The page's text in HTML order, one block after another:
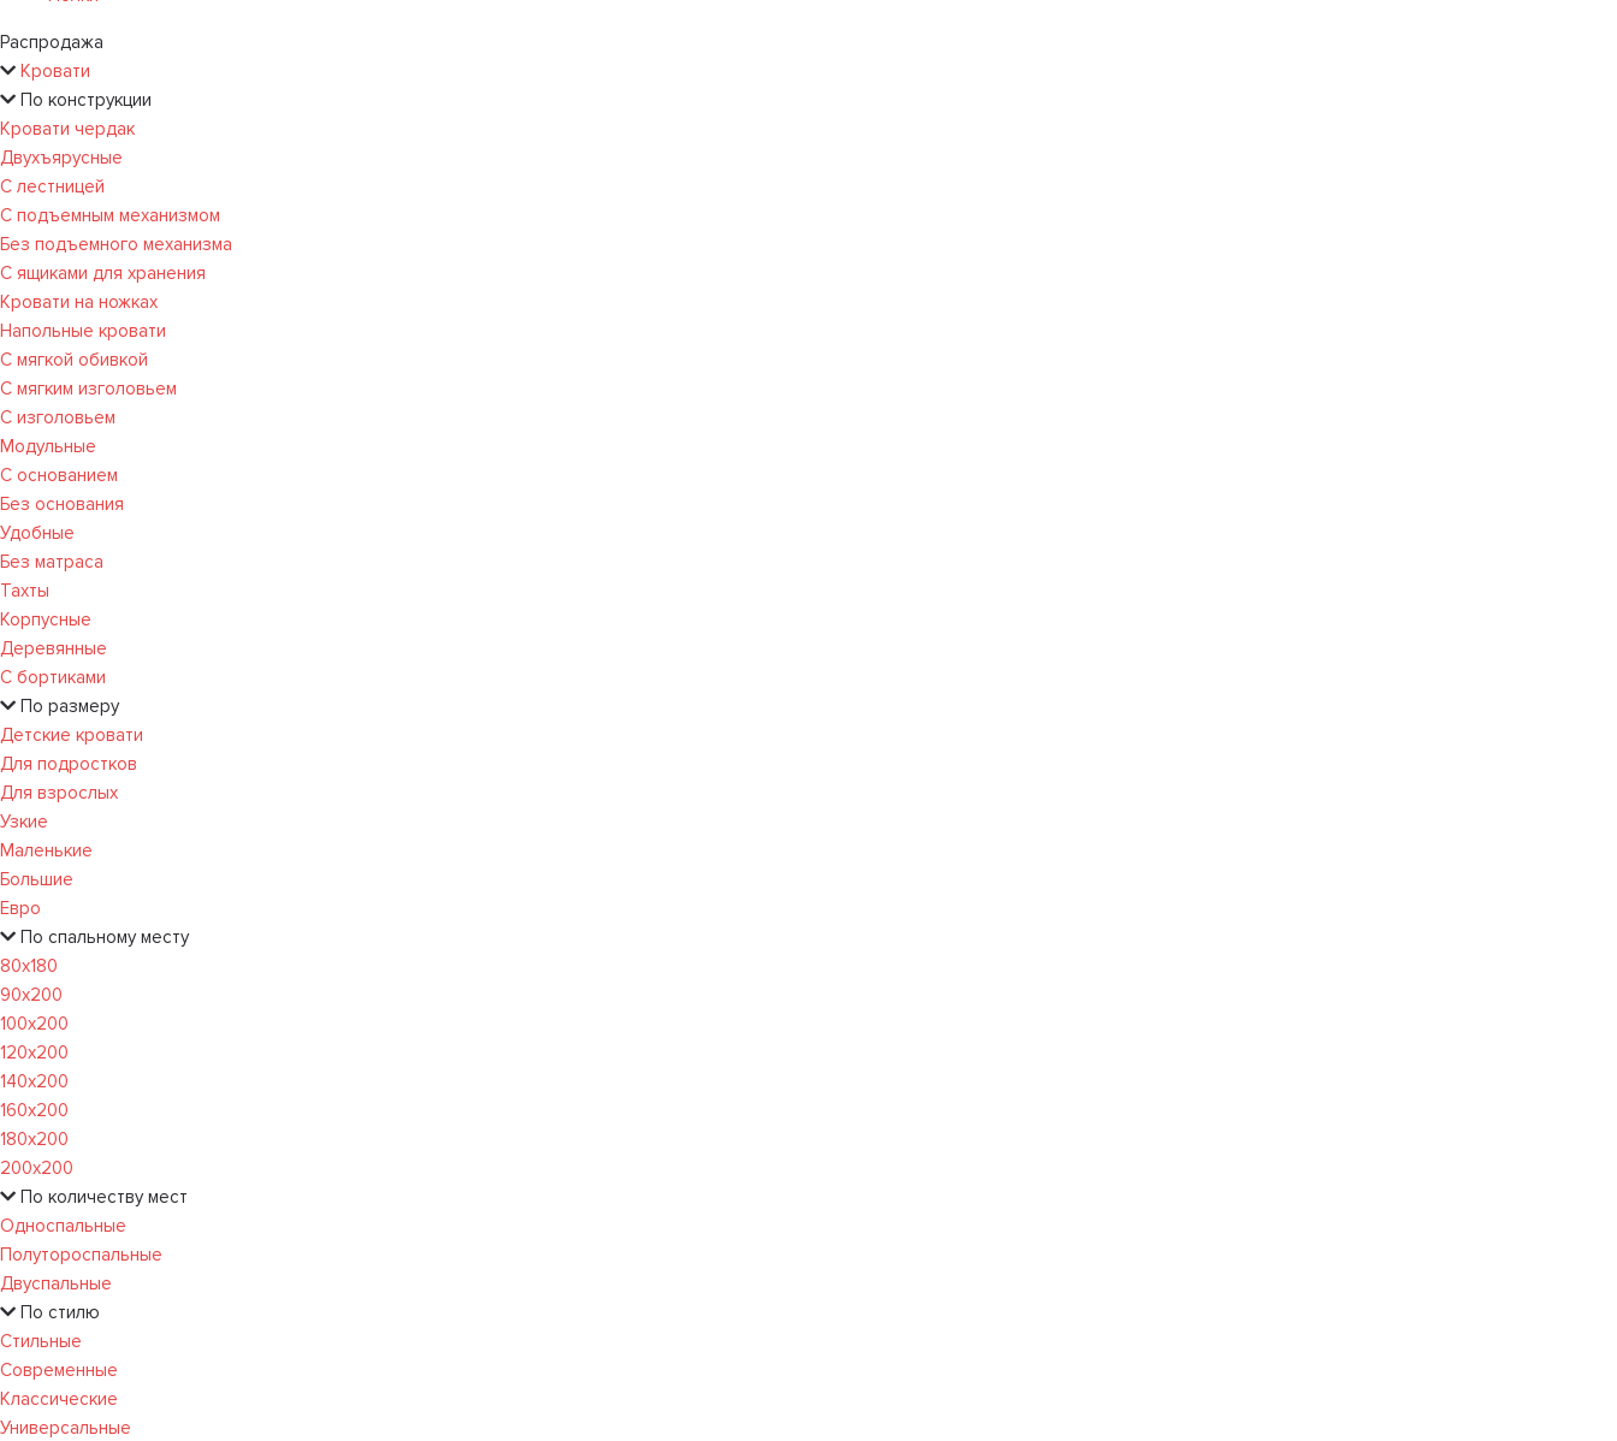
Распродажа
Кровати
По конструкции
Кровати чердак
Двухъярусные
С лестницей
С подъемным механизмом
Без подъемного механизма
С ящиками для хранения
Кровати на ножках
Напольные кровати
С мягкой обивкой
С мягким изголовьем
С изголовьем
Модульные
С основанием
Без основания
Удобные
Без матраса
Тахты
Корпусные
Деревянные
С бортиками
По размеру
Детские кровати
Для подростков
Для взрослых
Узкие
Маленькие
Большие
Евро
По спальному месту
80х180
90х200
100х200
120x200
140х200
160х200
180х200
200х200
По количеству мест
Односпальные
Полутороспальные
Двуспальные
По стилю
Стильные
Современные
Классические
Универсальные